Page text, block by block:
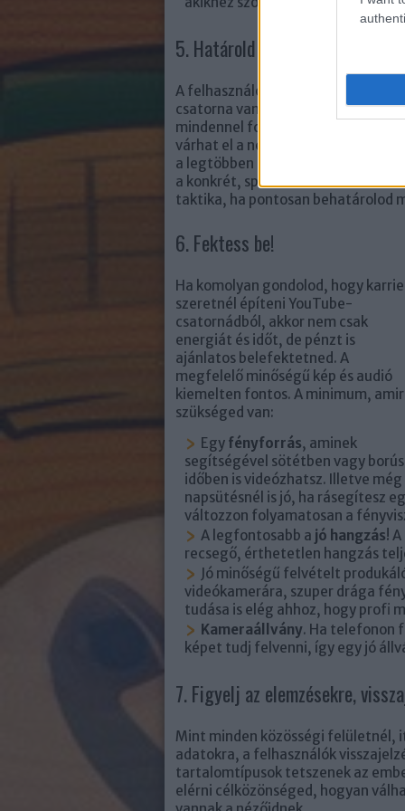
5. Határold be, miről fog szólni
A felhasználók nagyrésze szereti
csatorna van, amire ráaggatják a
mindennel foglalkozik, hogy
várhat el a néző. Ezzel sincs
a legtöbben az ilyen jellegű
a konkrét, specifikus tartalom
taktika, ha pontosan behatárolod
6. Fektess be!
Ha komolyan gondolod, hogy
szeretnél építeni YouTube-
csatornádból, akkor nem csak
energiát és időt, de pénzt is
ajánlatos belefektetned. A
megfelelő minőségű kép és audió
kiemelten fontos. A minimum,
szükséged van:
Egy fényforrás, aminek
segítségével sötétben vagy borús
időben is videózhatsz. Illetve még
napsütésnél is jó, ha rásegítesz
változzon folyamatosan a
A legfontosabb a jó hangzás!
recsegő, érthetetlen hangzás
Jó minőségű felvételt
videókamerára, szuper drága
tudása is elég ahhoz, hogy profi
Kameraállvány. Ha telefonon
képet tudj felvenni, így egy jó
7. Figyelj az elemzésekre,
Mint minden közösségi felületnél,
adatokra, a felhasználók
tartalomtípusok tetszenek az
elérni célközönséged, hogyan